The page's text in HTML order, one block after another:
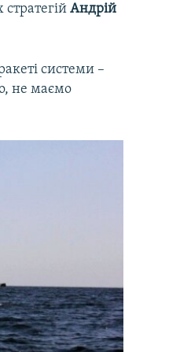
Андрій
системи –
не маємо